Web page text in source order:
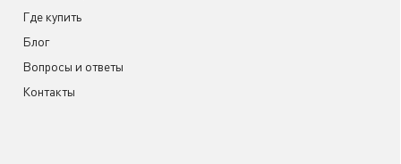
Где купить
Блог
Вопросы и ответы
Контакты